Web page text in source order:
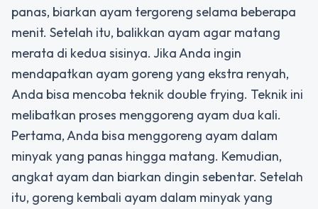
panas, biarkan ayam tergoreng selama beberapa
menit. Setelah itu, balikkan ayam agar matang
merata di kedua sisinya. Jika Anda ingin
mendapatkan ayam goreng yang ekstra renyah,
Anda bisa mencoba teknik double frying. Teknik ini
melibatkan proses menggoreng ayam dua kali.
Pertama, Anda bisa menggoreng ayam dalam
minyak yang panas hingga matang. Kemudian,
angkat ayam dan biarkan dingin sebentar. Setelah
itu, goreng kembali ayam dalam minyak yang